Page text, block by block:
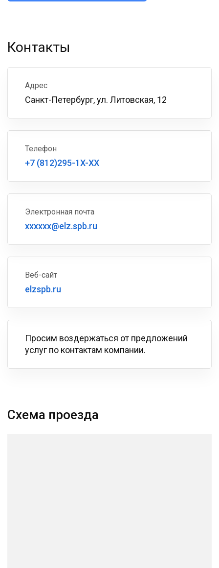
Контакты
Адрес
Санкт-Петербург, ул. Литовская, 12
Телефон
+7 (812)295-1X-XX
Электронная почта
xxxxxx@elz.spb.ru
Веб-сайт
elzspb.ru
Просим воздержаться от предложений
услуг по контактам компании.
Схема проезда